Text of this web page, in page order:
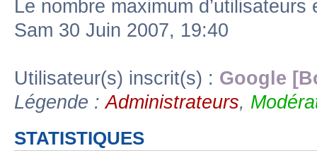
Le nombre maximum
Sam 30 Juin 2007, 19:40
Utilisateur(s) inscrit(s) : Google
Légende :Administrateurs,
STATISTIQUES